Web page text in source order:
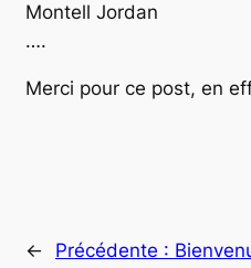
Montell Jordan
….
Merci pour ce post, en
← Précédente :